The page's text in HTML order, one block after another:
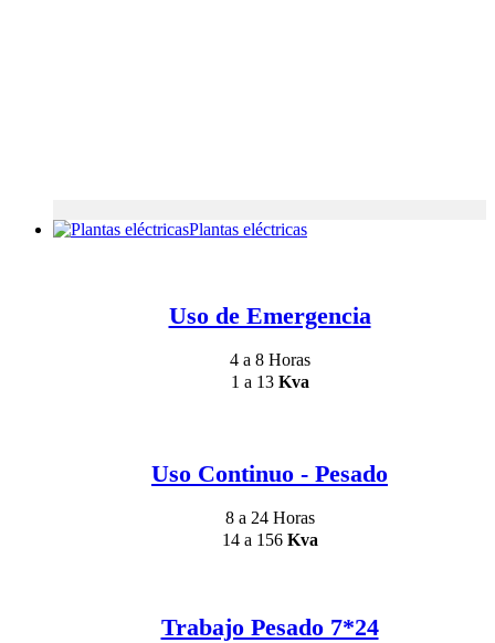
Plantas eléctricas
Uso de Emergencia
4 a 8 Horas
1 a 13 Kva
Uso Continuo - Pesado
8 a 24 Horas
14 a 156 Kva
Trabajo Pesado 7*24